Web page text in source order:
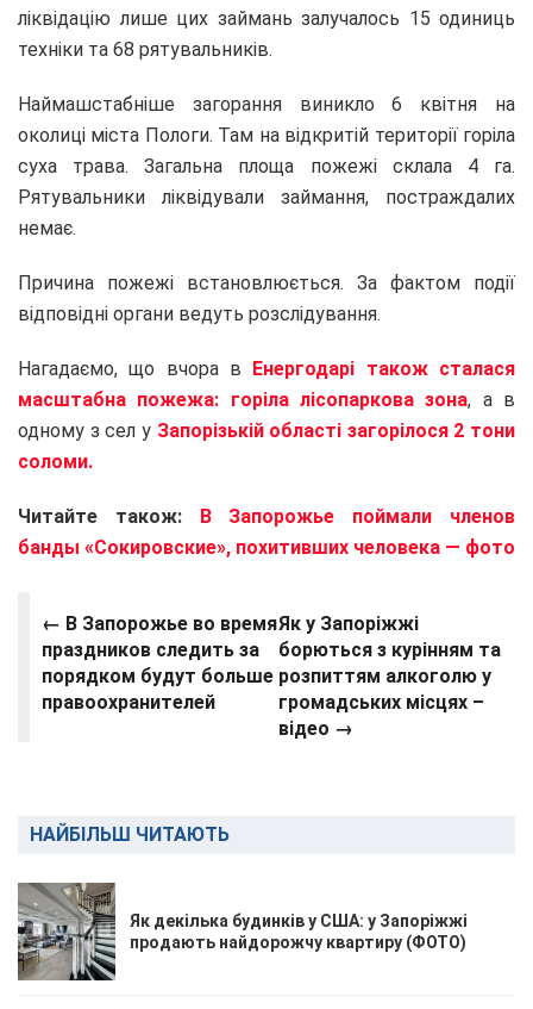
ліквідацію лише цих займань залучалось 15 одиниць
техніки та 68 рятувальників.
Наймашстабніше загорання виникло 6 квітня на
околиці міста Пологи. Там на відкритій території горіла
суха трава. Загальна площа пожежі склала 4 га.
Рятувальники ліквідували займання, постраждалих
немає.
Причина пожежі встановлюється. За фактом події
відповідні органи ведуть розслідування.
Нагадаємо, що вчора в Енергодарі також сталася
масштабна пожежа: горіла лісопаркова зона, а в
одному з сел у Запорізькій області загорілося 2 тони
соломи.
Читайте також: В Запорожье поймали членов
банды «Сокировские», похитивших человека — фото
← В Запорожье во время
праздников следить за
порядком будут больше
правоохранителей
Як у Запоріжжі
борються з курінням та
розпиттям алкоголю у
громадських місцях –
відео →
НАЙБІЛЬШ ЧИТАЮТЬ
Як декілька будинків у США: у Запоріжжі
продають найдорожчу квартиру (ФОТО)